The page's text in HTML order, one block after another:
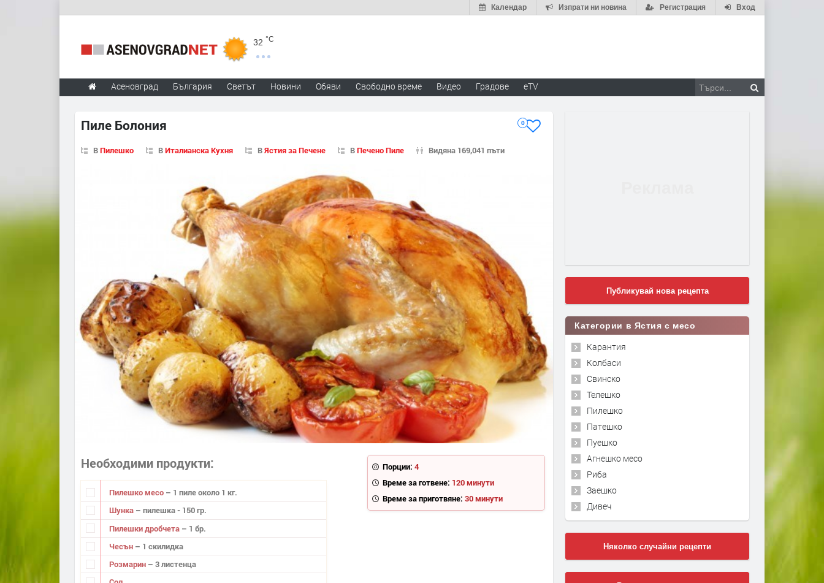
Вход
Регистрация
Изпрати ни новина
Календар
32 °C
Асеновград България Светът Новини Обяви Свободно време Видео Градове eTV
Пиле Болония 0
ВПилешко ВИталианска Кухня ВЯстия за Печене ВПечено Пиле Видяна 169,041 пъти
Порции: 4
Време за готвене: 120 минути
Време за приготвяне: 30 минути
Необходими продукти
Пилешко месо – 1 пиле около 1 кг.
Шунка – пилешка - 150 гр.
Пилешки дробчета – 1 бр.
Чесън – 1 скилидка
Розмарин – 3 листенца
Публикувай нова рецепта
Категории в Ястия с месо
Карантия
Колбаси
Свинско
Телешко
Пилешко
Патешко
Пуешко
Агнешко месо
Риба
Заешко
Дивеч
Няколко случайни рецепти